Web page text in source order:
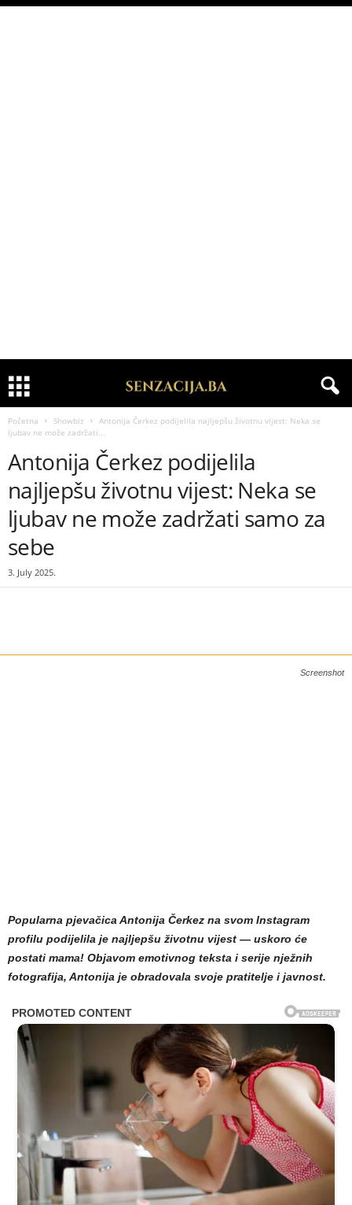
Početna Showbiz
Antonija Čerkez podijelila najljepšu životnu vijest: Neka se
ljubav ne može zadržati...
Antonija Čerkez podijelila
najljepšu životnu vijest: Neka se
ljubav ne može zadržati samo za
sebe
3. July 2025.
Screenshot
Popularna pjevačica Antonija Čerkez na svom Instagram
profilu podijelila je najljepšu životnu vijest — uskoro će
postati mama! Objavom emotivnog teksta i serije nježnih
fotografija, Antonija je obradovala svoje pratitelje i javnost.